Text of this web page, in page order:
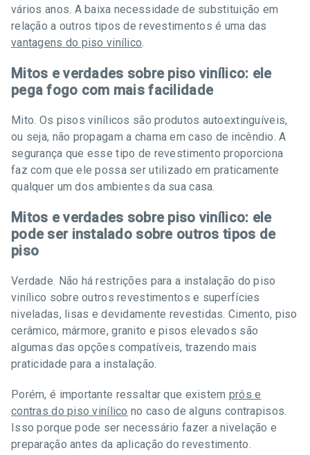
vários anos. A baixa necessidade de substituição em
relação a outros tipos de revestimentos é uma das
vantagens do piso vinílico.
Mitos e verdades sobre piso vinílico: ele
pega fogo com mais facilidade
Mito. Os pisos vinílicos são produtos autoextinguíveis,
ou seja, não propagam a chama em caso de incêndio. A
segurança que esse tipo de revestimento proporciona
faz com que ele possa ser utilizado em praticamente
qualquer um dos ambientes da sua casa.
Mitos e verdades sobre piso vinílico: ele
pode ser instalado sobre outros tipos de
piso
Verdade. Não há restrições para a instalação do piso
vinílico sobre outros revestimentos e superfícies
niveladas, lisas e devidamente revestidas. Cimento, piso
cerâmico, mármore, granito e pisos elevados são
algumas das opções compatíveis, trazendo mais
praticidade para a instalação.
Porém, é importante ressaltar que existem prós e
contras do piso vinílico no caso de alguns contrapisos.
Isso porque pode ser necessário fazer a nivelação e
preparação antes da aplicação do revestimento.